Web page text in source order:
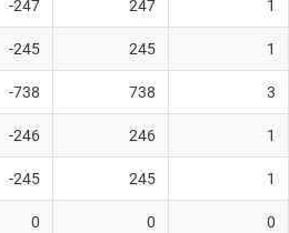
-247 247 1
-245 245 1
-738 738 3
-246 246 1
-245 245 1
0 0 0